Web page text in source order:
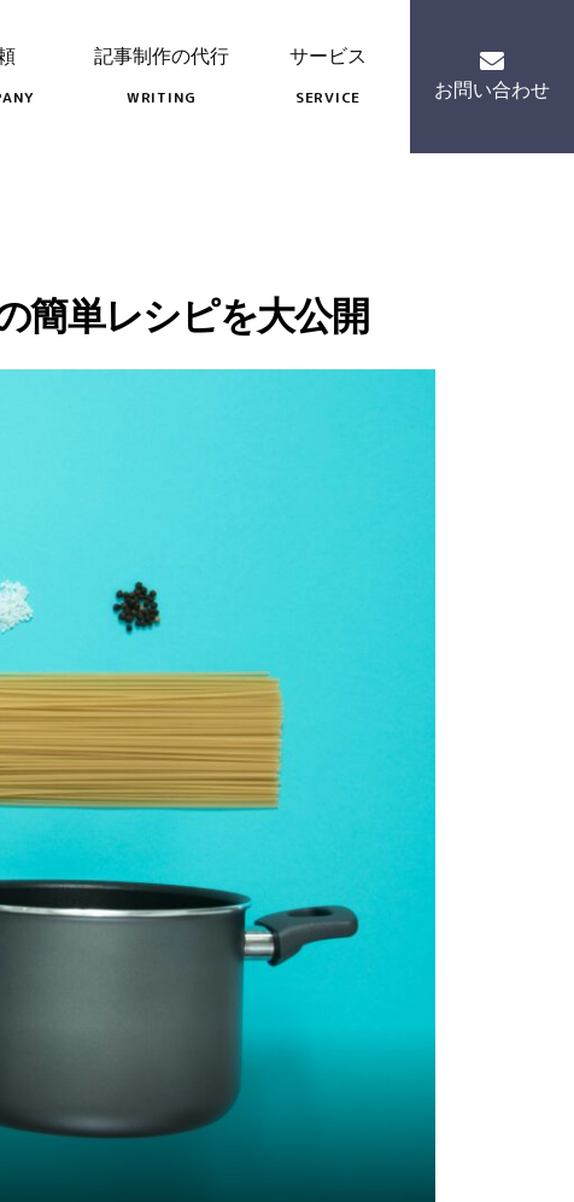
記事制作の代行
WRITING
サービス
SERVICE
お問い合わせ
簡単レシピを大公開